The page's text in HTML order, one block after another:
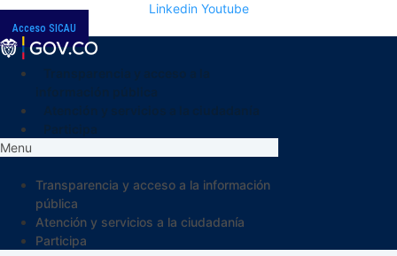
Linkedin Youtube
Acceso SICAU
Menu
Transparencia y acceso a la información
pública
Atención y servicios a la ciudadanía
Participa